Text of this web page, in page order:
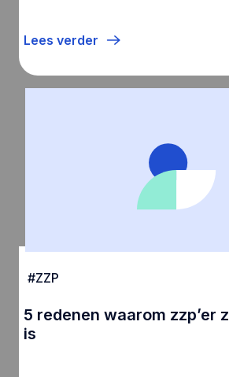
Lees verder
#ZZP
5 redenen waarom zzp’er
is